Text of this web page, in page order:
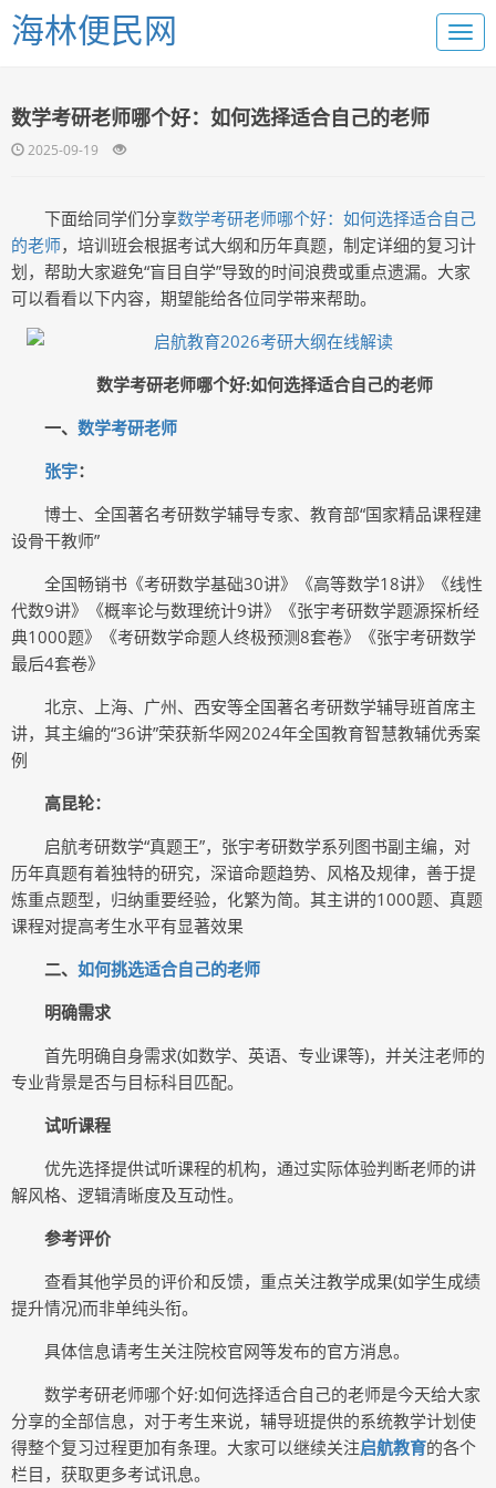
海林便民网
数学考研老师哪个好：如何选择适合自己的老师
2025-09-19
下面给同学们分享数学考研老师哪个好：如何选择适合自己
的老师，培训班会根据考试大纲和历年真题，制定详细的复习计
划，帮助大家避免“盲目自学”导致的时间浪费或重点遗漏。大家
可以看看以下内容，期望能给各位同学带来帮助。
数学考研老师哪个好:如何选择适合自己的老师
一、 数学考研老师
张宇：
博士、全国著名考研数学辅导专家、教育部“国家精品课程建
设骨干教师”
全国畅销书《考研数学基础30讲》《高等数学18讲》《线性
代数9讲》《概率论与数理统计9讲》《张宇考研数学题源探析经
典1000题》《考研数学命题人终极预测8套卷》《张宇考研数学
最后4套卷》
北京、上海、广州、西安等全国著名考研数学辅导班首席主
讲，其主编的“36讲”荣获新华网2024年全国教育智慧教辅优秀案
例
高昆轮：
启航考研数学“真题王”，张宇考研数学系列图书副主编，对
历年真题有着独特的研究，深谙命题趋势、风格及规律，善于提
炼重点题型，归纳重要经验，化繁为简。其主讲的1000题、真题
课程对提高考生水平有显著效果
二、 如何挑选适合自己的老师
明确需求
首先明确自身需求(如数学、英语、专业课等)，并关注老师的
专业背景是否与目标科目匹配。
试听课程
优先选择提供试听课程的机构，通过实际体验判断老师的讲
解风格、逻辑清晰度及互动性。
参考评价
查看其他学员的评价和反馈，重点关注教学成果(如学生成绩
提升情况)而非单纯头衔。
具体信息请考生关注院校官网等发布的官方消息。
数学考研老师哪个好:如何选择适合自己的老师是今天给大家
分享的全部信息，对于考生来说，辅导班提供的系统教学计划使
得整个复习过程更加有条理。大家可以继续关注启航教育的各个
栏目，获取更多考试讯息。